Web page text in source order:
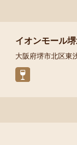
イオンモール
大阪府堺市北区